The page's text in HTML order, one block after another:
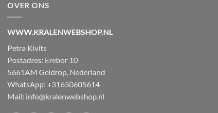
OVER ONS
WWW.KRALENWEBSHOP.NL
Petra Kivits
Postadres: Erebor 10
5661AM Geldrop, Nederland
WhatsApp: +31650605614
Mail: info@kralenwebshop.nl